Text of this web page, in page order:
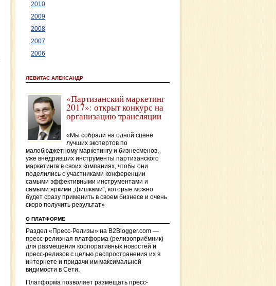
2010
2009
2008
2007
2006
ЛЕВИТАС АЛЕКСАНДР
«Партизанский маркетинг
2017»: открыт конкурс на
организацию трансляции
«Мы собрали на одной сцене
лучших экспертов по
малобюджетному маркетингу и бизнесменов,
уже внедривших инструменты партизанского
маркетинга в своих компаниях, чтобы они
поделились с участниками конференции
самыми эффективными инструментами и
самыми яркими „фишками“, которые можно
будет сразу применить в своем бизнесе и очень
скоро получить результат»
О ПЛАТФОРМЕ
Раздел «Пресс-Релизы» на B2Blogger.com —
пресс-релизная платформа (релизоприёмник)
для размещения корпоративных новостей и
пресс-релизов с целью распространения их в
интернете и придачи им максимальной
видимости в Сети.
Платформа позволяет размещать пресс-